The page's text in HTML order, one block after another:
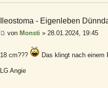
Ileostoma - Eigenleben
von Monsti » 28.01.2024, 19:45
18 cm??? Das klingt nach
LG Angie